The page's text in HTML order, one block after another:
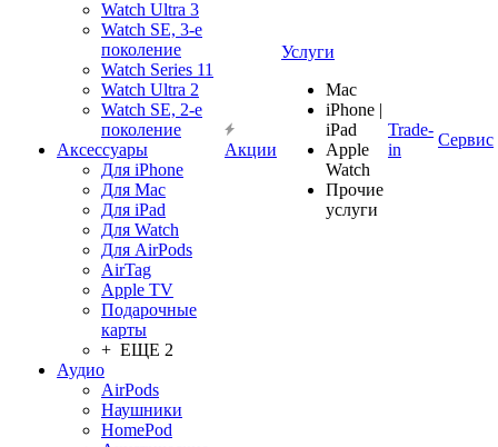
Watch Ultra 3
Watch SE, 3-е
поколение
Watch Series 11
Watch Ultra 2
Watch SE, 2-е
поколение
Аксессуары
Для iPhone
Для Mac
Для iPad
Для Watch
Для AirPods
AirTag
Apple TV
Подарочные
карты
+ ЕЩЕ 2
Аудио
AirPods
Наушники
HomePod
Акции
Услуги
Mac
iPhone |
iPad
Apple
Watch
Прочие
услуги
Trade-
in
Сервис